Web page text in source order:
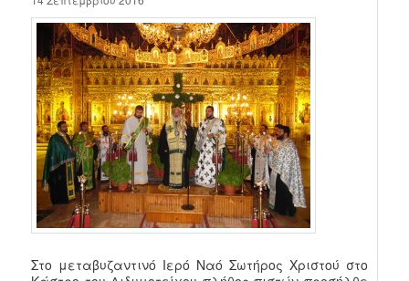
Στο μεταβυζαντινό Ιερό Ναό Σωτήρος Χριστού στο